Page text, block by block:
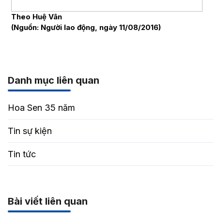
Theo Huệ Vân
(Nguồn: Người lao động, ngày 11/08/2016)
Danh mục liên quan
Hoa Sen 35 năm
Tin sự kiện
Tin tức
Bài viết liên quan